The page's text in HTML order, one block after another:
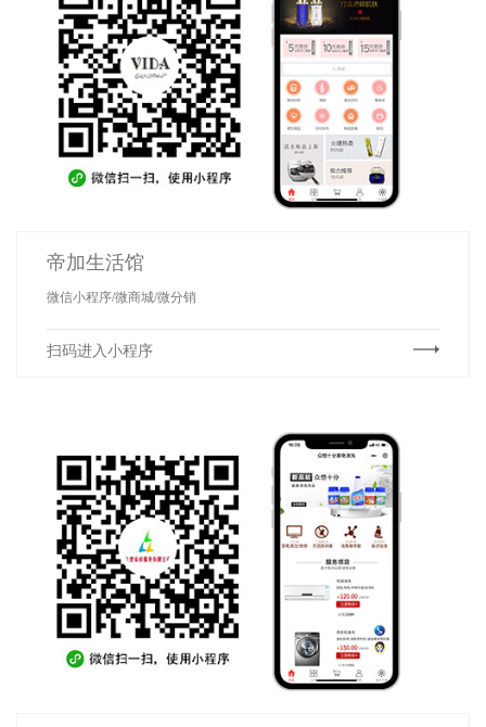
帝加生活馆
微信小程序/微商城/微分销
扫码进入小程序